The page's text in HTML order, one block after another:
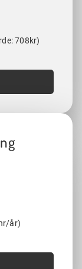
708kr)
år)